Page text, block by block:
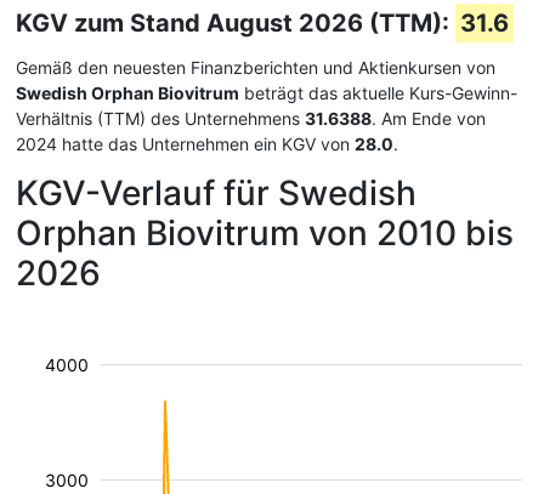
KGV zum Stand August 2026 (TTM): 31.6
Gemäß den neuesten Finanzberichten und Aktienkursen von
Swedish Orphan Biovitrum beträgt das aktuelle Kurs-Gewinn-
Verhältnis (TTM) des Unternehmens 31.6388. Am Ende von
2024 hatte das Unternehmen ein KGV von 28.0.
KGV-Verlauf für Swedish
Orphan Biovitrum von 2010 bis
2026
3000
4000